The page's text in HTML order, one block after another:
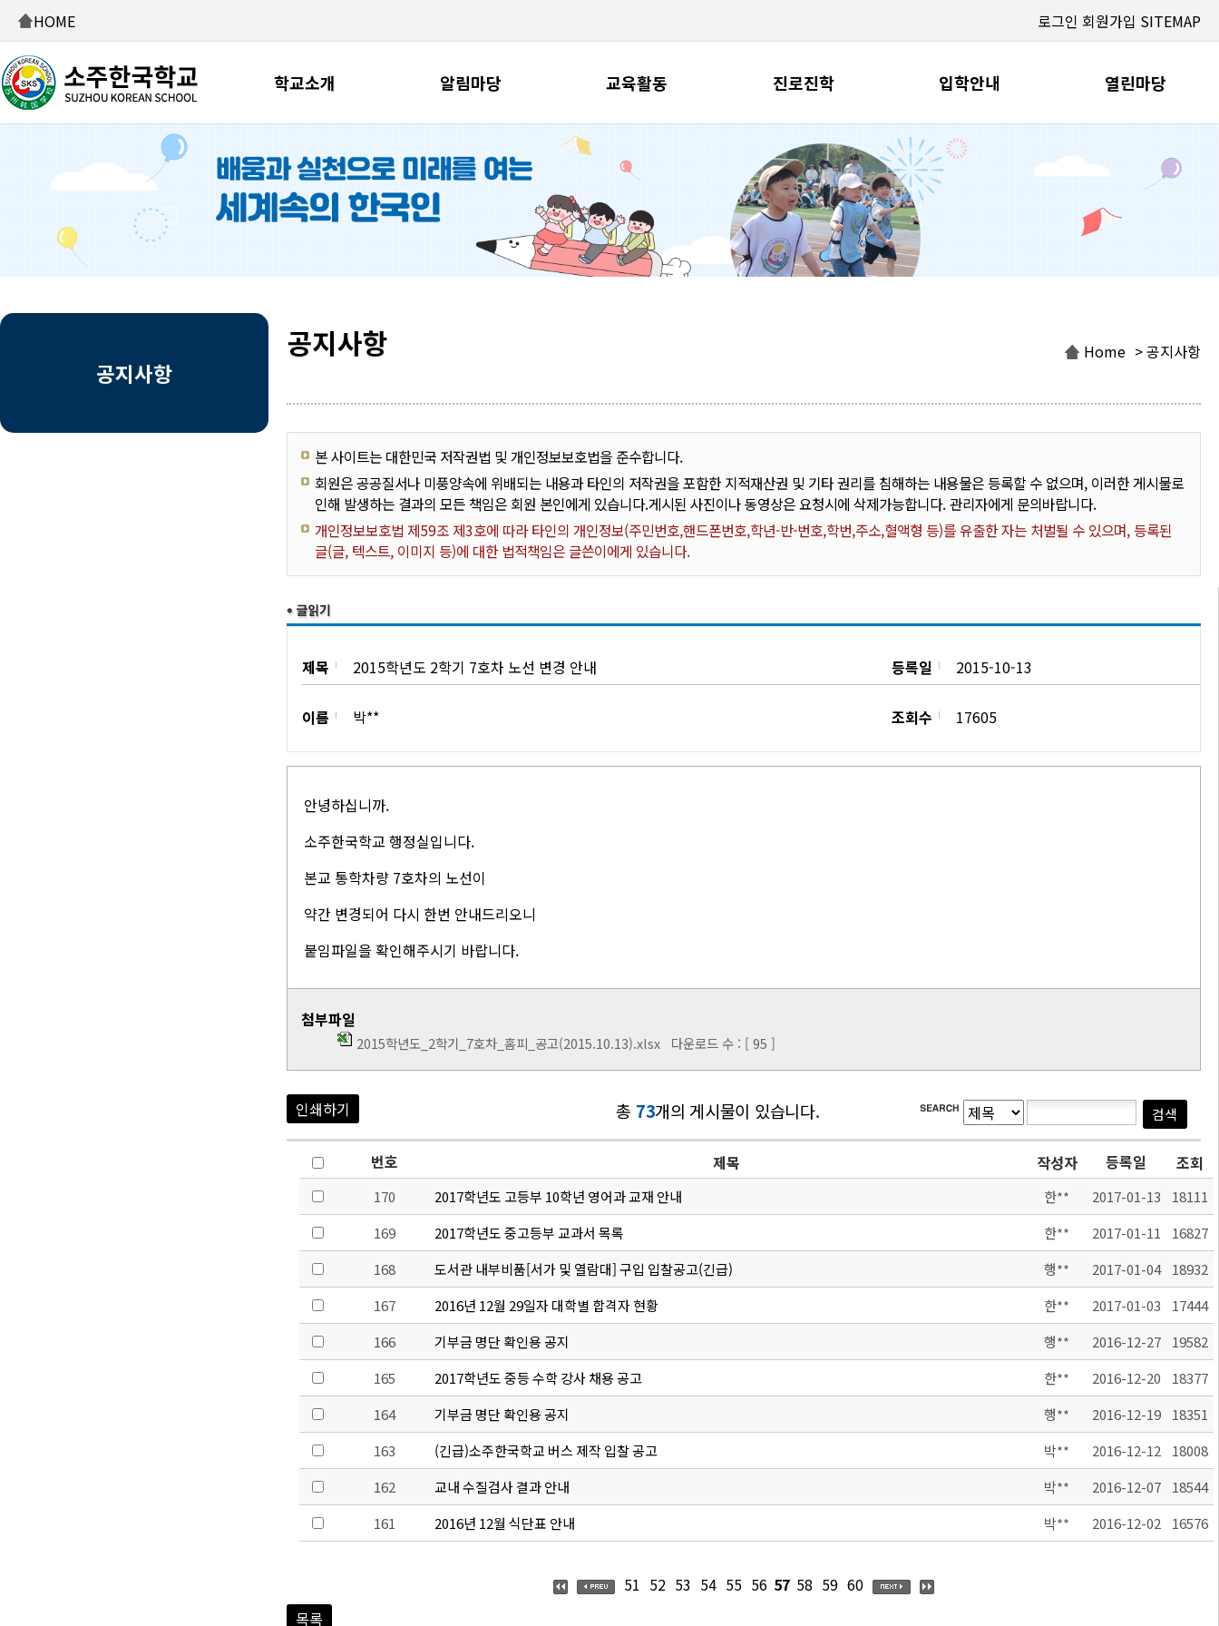
HOME 로그인 회원가입 SITEMAP
학교소개 알림마당 교육활동 진로진학 입학안내 열린마당
공지사항
공지사항 Home > 공지사항
본 사이트는 대한민국 저작권법 및 개인정보보호법을 준수합니다.
회원은 공공질서나 미풍양속에 위배되는 내용과 타인의 저작권을 포함한 지적재산권 및 기타 권리를 침해하는 내용물은 등록할 수 없으며, 이러한 게시물로
인해 발생하는 결과의 모든 책임은 회원 본인에게 있습니다.게시된 사진이나 동영상은 요청시에 삭제가능합니다. 관리자에게 문의바랍니다.
개인정보보호법 제59조 제3호에 따라 타인의 개인정보(주민번호,핸드폰번호,학년-반-번호,학번,주소,혈액형 등)를 유출한 자는 처벌될 수 있으며, 등록된
글(글, 텍스트, 이미지 등)에 대한 법적책임은 글쓴이에게 있습니다.
제목 2015학년도 2학기 7호차 노선 변경 안내 등록일 2015-10-13
이름 박** 조회수 17605
안녕하십니까.
소주한국학교 행정실입니다.
본교 통학차량 7호차의 노선이
약간 변경되어 다시 한번 안내드리오니
붙임파일을 확인해주시기 바랍니다.
첨부파일
2015학년도_2학기_7호차_홈피_공고(2015.10.13).xlsx다운로드 수 : [ 95 ]
인쇄하기 총 73개의 게시물이 있습니다.
번호 제목 작성자 등록일 조회
170 2017학년도 고등부 10학년 영어과 교재 안내 한** 2017-01-13
18111
169
2017학년도 중고등부 교과서 목록 한** 2017-01-11
16827
168
도서관 내부비품[서가 및 열람대] 구입 입찰공고(긴급) 행** 2017-01-04
18932
167
2016년 12월 29일자 대학별 합격자 현황 한** 2017-01-03
17444
166
기부금 명단 확인용 공지 행** 2016-12-27
19582
165
2017학년도 중등 수학 강사 채용 공고 한** 2016-12-20
18377
164
기부금 명단 확인용 공지 행** 2016-12-19
18351
163
(긴급)소주한국학교 버스 제작 입찰 공고 박** 2016-12-12
18008
162
교내 수질검사 결과 안내 박** 2016-12-07
18544
161
2016년 12월 식단표 안내 박** 2016-12-02 16576
51 52 53 54 55 56 57 58 59 60
목록